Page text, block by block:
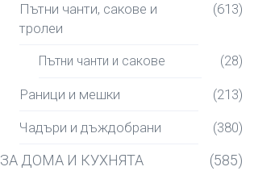
Пътни чанти, сакове и
тролеи
(613)
Пътни чанти и сакове (28)
Раници и мешки (213)
Чадъри и дъждобрани (380)
ЗА ДОМА И КУХНЯТА
(585)